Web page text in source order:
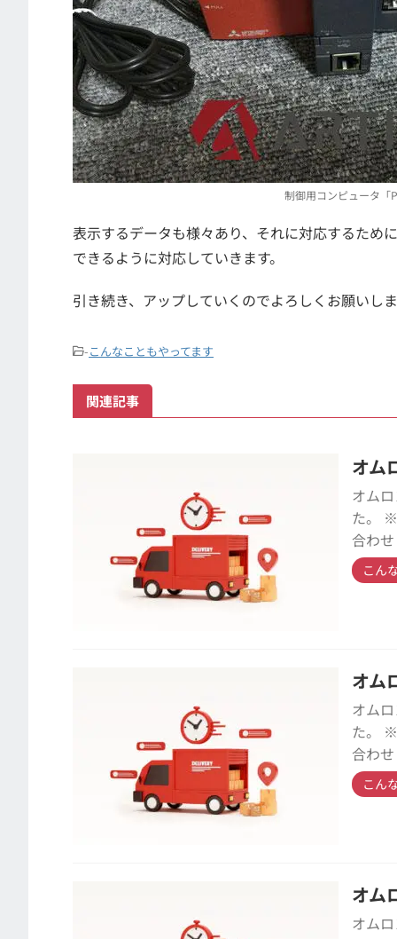
制御用コンピュータ「
表示するデータも様々あり、それに対応するため
できるように対応していきます。
引き続き、アップしていくのでよろしくお願いし
-こんなこともやってます
関連記事
オム
オム
た。
合わ
こん
オム
オム
た。
合わ
こん
オム
オム